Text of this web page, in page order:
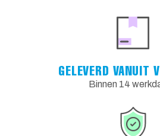
GELEVERD VANUIT
Binnen 14